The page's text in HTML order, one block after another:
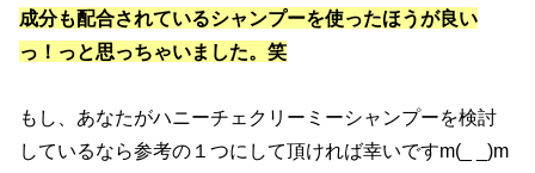
成分も配合されているシャンプーを使ったほうが良い
っ！っと思っちゃいました。笑
もし、あなたがハニーチェクリーミーシャンプーを検討
しているなら参考の１つにして頂ければ幸いですm(_ _)m